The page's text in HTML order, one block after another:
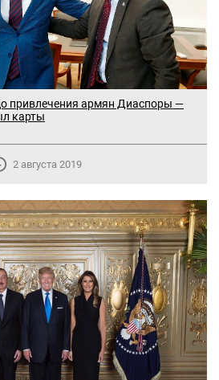
привлечения армян Диаспоры —
карты
2 августа 2019